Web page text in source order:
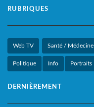
RUBRIQUES
Web TV Santé / Médecine
Politique Info Portraits
DERNIÈREMENT